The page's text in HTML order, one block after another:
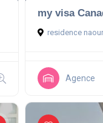
my visa
residence
Agence